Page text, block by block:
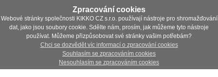
Zpracování cookies
Webové stránky společnosti KIKKO CZ s.r.o. používají nástroje pro shromažďování
dat, jako jsou soubory cookie. Sdělte nám, prosím, jak můžeme tyto nástroje
používat. Můžeme přizpůsobovat své stránky vašim potřebám?
Chci se dozvědět víc informací o zpracování cookies
Souhlasím se zpracováním cookies
Nesouhlasím se zpracováním cookies